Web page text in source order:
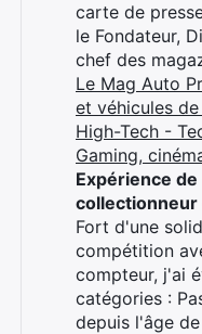
carte de
le Fondateur,
chef des
Le Mag Auto
et véhicules
High-Tech -
Gaming,
Expérience
collectionneur
Fort d'une
compétition
compteur, j'ai
catégories :
depuis l'âge